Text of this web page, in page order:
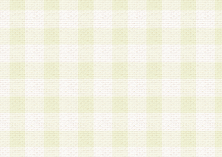
会員として本サービスを 受けるためのログイン
を付与します。
3.会員は、会員登録の際に申告する登録情報の全
いかなる虚偽の申告をも行ってはならないものと
4.会員は、複数のログインＩＤおよびパスワード
いものとします。
第4条 ログインIDおよびパスワードの管理
1.会員は、会員登録後、本サイト内にて本サービ
加する際には、前条に基づき当社から付与された
スワードを使用するものとします。